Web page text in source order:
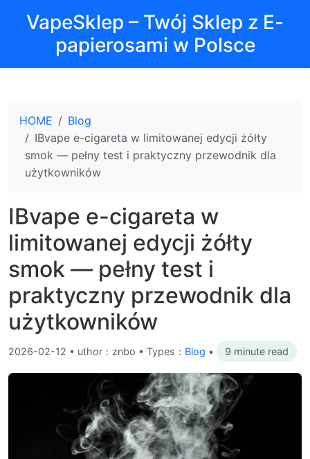
VapeSklep – Twój Sklep z E-
papierosami w Polsce
HOME
Blog
IBvape e-cigareta w limitowanej edycji żółty
smok — pełny test i praktyczny przewodnik dla
użytkowników
IBvape e-cigareta w
limitowanej edycji żółty
smok — pełny test i
praktyczny przewodnik dla
użytkowników
2026-02-12 • uthor：znbo • Types： Blog • 9 minute read